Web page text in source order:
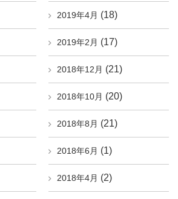
2019年4月 (18)
2019年2月 (17)
2018年12月 (21)
2018年10月 (20)
2018年8月 (21)
2018年6月 (1)
2018年4月 (2)